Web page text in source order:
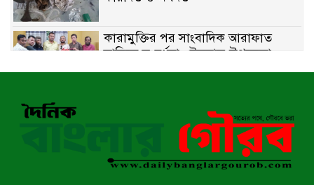
কারামুক্তির পর সাংবাদিক আরাফাত
সানিকে সংবর্ধনা, টেকনাফ উপজেলা
প্রেসক্লাবের ফুলেল শুভেচ্ছা
মিয়ানমারের সীমান্তে স্থলমাইন বিস্ফোরণ:
উখিয়ার এক যুবকের পা বিচ্ছিন্ন